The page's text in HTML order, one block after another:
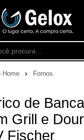
Home Fornos
de
Grill e
Fischer